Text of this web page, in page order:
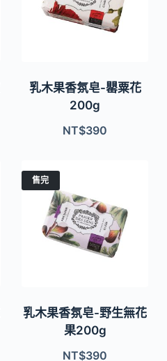
乳木果香氛皂-罌粟花
200g
NT$390
售完
乳木果香氛皂-野生無花
果200g
NT$390